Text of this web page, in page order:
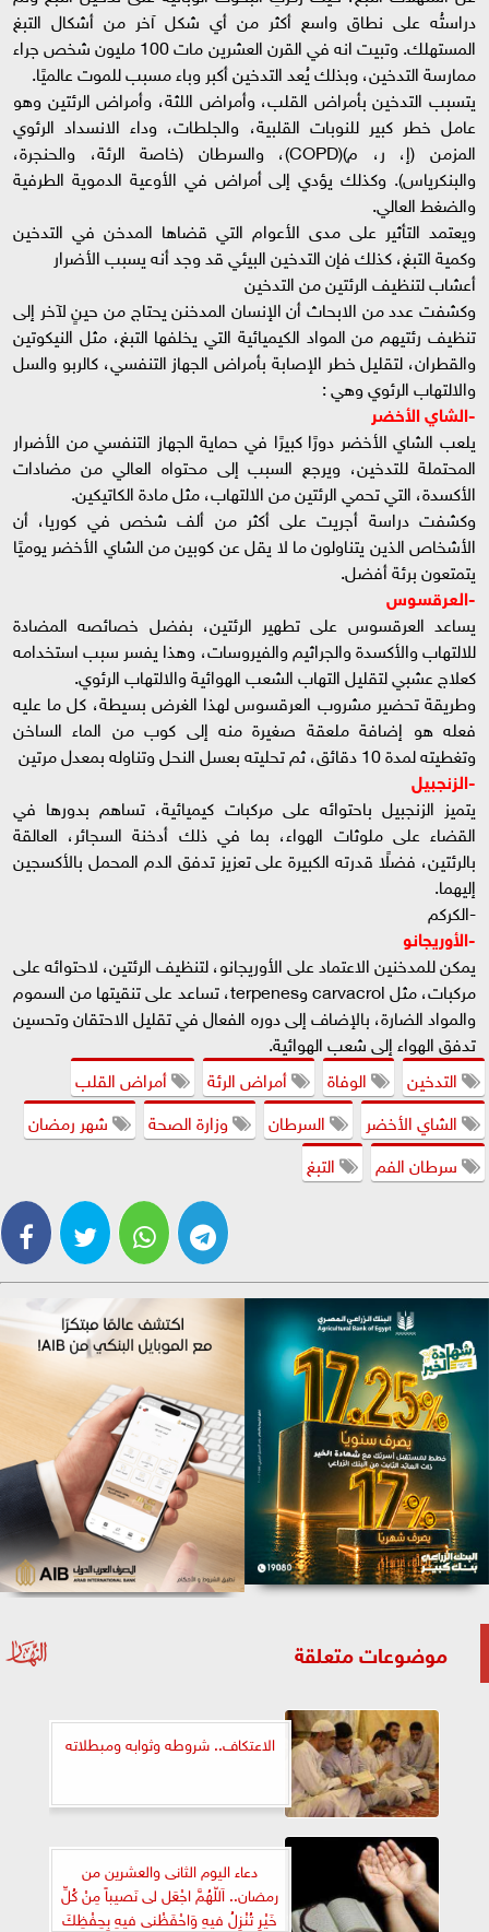
دراستُه على نطاق واسع أكثر من أي شكل آخر من أشكال التبغ
المستهلك. وتبيت انه في القرن العشرين مات 100 مليون شخص جراء
ممارسة التدخين، وبذلك يُعد التدخين أكبر وباء مسبب للموت عالميًا.
يتسبب التدخين بأمراض القلب، وأمراض اللثة، وأمراض الرئتين وهو
عامل خطر كبير للنوبات القلبية، والجلطات، وداء الانسداد الرئوي
المزمن (إ، ر، م)(COPD)، والسرطان (خاصة الرئة، والحنجرة،
والبنكرياس). وكذلك يؤدي إلى أمراض في الأوعية الدموية الطرفية
والضغط العالي.
ويعتمد التأثير على مدى الأعوام التي قضاها المدخن في التدخين
وكمية التبغ، كذلك فإن التدخين البيئي قد وجد أنه يسبب الأضرار
أعشاب لتنظيف الرئتين من التدخين
وكشفت عدد من الابحاث أن الإنسان المدخنن يحتاج من حينٍ لآخر إلى
تنظيف رئتيهم من المواد الكيميائية التي يخلفها التبغ، مثل النيكوتين
والقطران، لتقليل خطر الإصابة بأمراض الجهاز التنفسي، كالربو والسل
والالتهاب الرئوي وهي :
-الشايالأخضر
يلعب الشاي الأخضر دورًا كبيرًا في حماية الجهاز التنفسي من الأضرار
المحتملة للتدخين، ويرجع السبب إلى محتواه العالي من مضادات
الأكسدة، التي تحمي الرئتين من الالتهاب، مثل مادة الكاتيكين.
وكشفت دراسة أجريت على أكثر من ألف شخص في كوريا، أن
الأشخاص الذين يتناولون ما لا يقل عن كوبين من الشاي الأخضر يوميًا
يتمتعون برئة أفضل.
-العرقسوس
يساعد العرقسوس على تطهير الرئتين، بفضل خصائصه المضادة
للالتهاب والأكسدة والجراثيم والفيروسات، وهذا يفسر سبب استخدامه
كعلاج عشبي لتقليل التهاب الشعب الهوائية والالتهاب الرئوي.
وطريقة تحضير مشروب العرقسوس لهذا الغرض بسيطة، كل ما عليه
فعله هو إضافة ملعقة صغيرة منه إلى كوب من الماء الساخن
وتغطيته لمدة 10 دقائق، ثم تحليته بعسل النحل وتناوله بمعدل مرتين
-الزنجبيل
يتميز الزنجبيل باحتوائه على مركبات كيميائية، تساهم بدورها في
القضاء على ملوثات الهواء، بما في ذلك أدخنة السجائر، العالقة
بالرئتين، فضلًا قدرته الكبيرة على تعزيز تدفق الدم المحمل بالأكسجين
إليهما.
-الكركم
-الأوريجانو
يمكن للمدخنين الاعتماد على الأوريجانو، لتنظيف الرئتين، لاحتوائه على
مركبات، مثل carvacrol وterpenes، تساعد على تنقيتها من السموم
والمواد الضارة، بالإضاف إلى دوره الفعال في تقليل الاحتقان وتحسين
تدفق الهواء إلى شعب الهوائية.
التدخين
الوفاة أمراض الرئة
أمراض القلب
الشاي الأخضر
السرطان وزارة الصحة
شهر رمضان
سرطان الفم
التبغ
موضوعات متعلقة
الاعتكاف.. شروطه وثوابه ومبطلاته
دعاء اليوم الثانى والعشرين من
رمضان.. اَللّهُمَّ اجْعَل لى نَصيباً مِنْ كُلِّ
خَيْرٍ تُنْزِلُ فيهِ وَاحْفَظْنى فيهِ بِحِفْظِكَ